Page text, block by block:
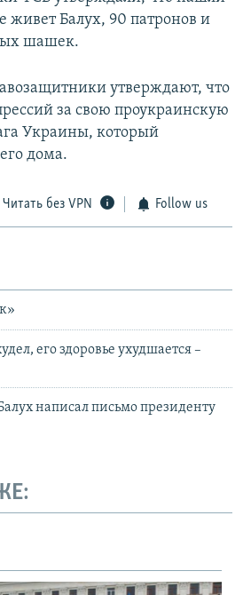
живет Балух, 90 патронов и
шашек.
утверждают, что
за свою проукраинскую
Украины, который
дома.
Читать без VPN Follow us
его здоровье ухудшается –
написал письмо президенту